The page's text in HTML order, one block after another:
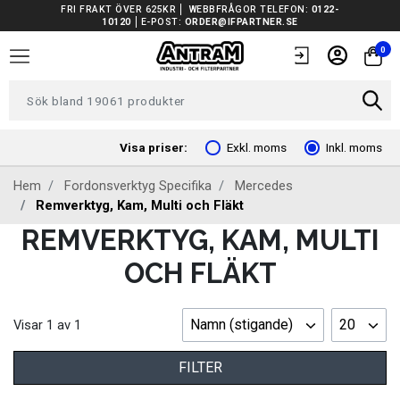
FRI FRAKT ÖVER 625KR WEBBFRÅGOR TELEFON: 0122-
10120
E-POST: ORDER@IFPARTNER.SE
0
Visa priser: Exkl. moms Inkl. moms
TRUCKAR I LAGER
TUNGA FORDON UNIVERSAL
FORDONSVERKTYG EV
ARBETSPLATSUTRUSTNING
BATTERIER
EL OCH BELYSNING
FILTER
Hem Fordonsverktyg Specifika
Mercedes
Remverktyg, Kam, Multi och Fläkt
REMVERKTYG, KAM, MULTI
OCH FLÄKT
Visar 1 av 1 Namn (stigande) 20
FILTER